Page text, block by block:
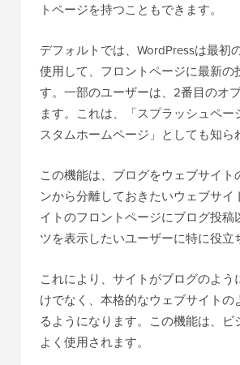
トページを持つこともできます。
デフォルトでは、WordPressは最初
使用して、フロントページに最新の
す。一部のユーザーは、2番目のオ
ます。これは、「スプラッシュペー
スタムホームページ」としても知ら
この機能は、ブログをウェブサイト
ンから分離しておきたいウェブサイ
イトのフロントページにブログ投稿
ツを表示したいユーザーに特に役立
これにより、サイトがブログのよう
けでなく、本格的なウェブサイトの
るようになります。この機能は、ビ
よく使用されます。